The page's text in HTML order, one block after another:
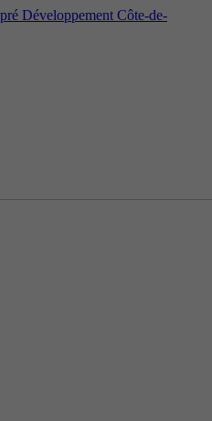
Développement Côte-de-